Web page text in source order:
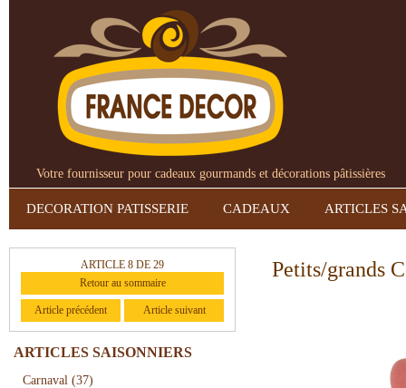
Votre fournisseur pour cadeaux gourmands et décorations pâtissières
DECORATION PATISSERIE CADEAUX ARTICLES
ARTICLE 8 DE 29
Retour au sommaire
Article précédent Article suivant
ARTICLES SAISONNIERS
Carnaval (37)
Petits/grands